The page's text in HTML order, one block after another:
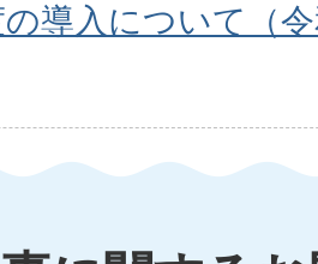
導入について（